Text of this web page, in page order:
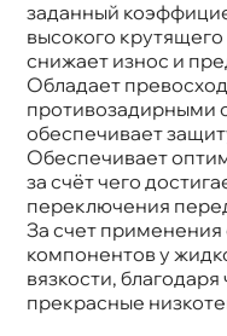
заданный
ысокого крутящего
снижает износ и
Обладает
противозадирными
обеспечивает
Обеспечивает
за счёт чего
переключения
За счет применения
компонентов у
язкости, благодаря
прекрасные